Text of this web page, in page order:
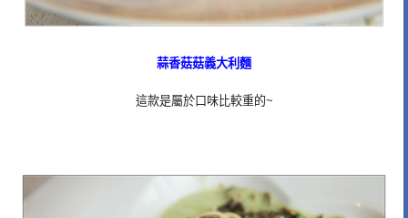
蒜香菇菇義大利麵
這款是屬於口味比較重的~